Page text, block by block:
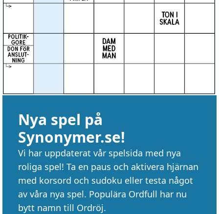
Nya spel på
Synonymer.se!
Vi har uppdaterat vår spelsida med nya
roliga spel! Ta en paus och aktivera hjärnan
med korsord och sudoku eller testa något
av våra nya spel. Populära Ordfull har nu
bytt namn till Ordröj.